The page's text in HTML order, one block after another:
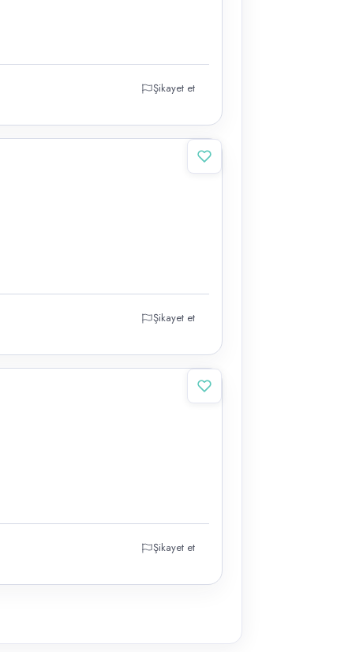
Şikayet et
Şikayet et
Şikayet et